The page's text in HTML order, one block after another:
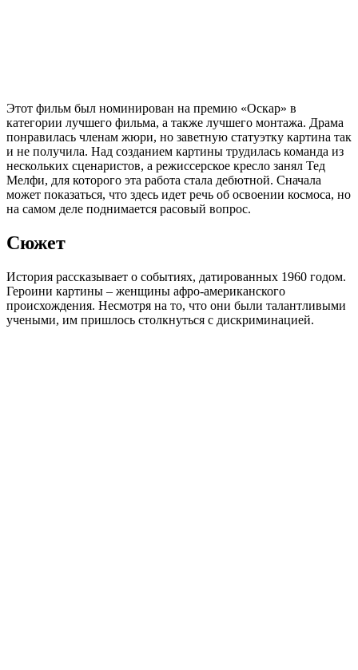
Этот фильм был номинирован на премию «Оскар» в
категории лучшего фильма, а также лучшего монтажа. Драма
понравилась членам жюри, но заветную статуэтку картина так
и не получила. Над созданием картины трудилась команда из
нескольких сценаристов, а режиссерское кресло занял Тед
Мелфи, для которого эта работа стала дебютной. Сначала
может показаться, что здесь идет речь об освоении космоса, но
на самом деле поднимается расовый вопрос.
Сюжет
История рассказывает о событиях, датированных 1960 годом.
Героини картины – женщины афро-американского
происхождения. Несмотря на то, что они были талантливыми
учеными, им пришлось столкнуться с дискриминацией.